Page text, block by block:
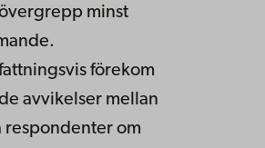
minst
förekom
avvikelser mellan
respondenter om